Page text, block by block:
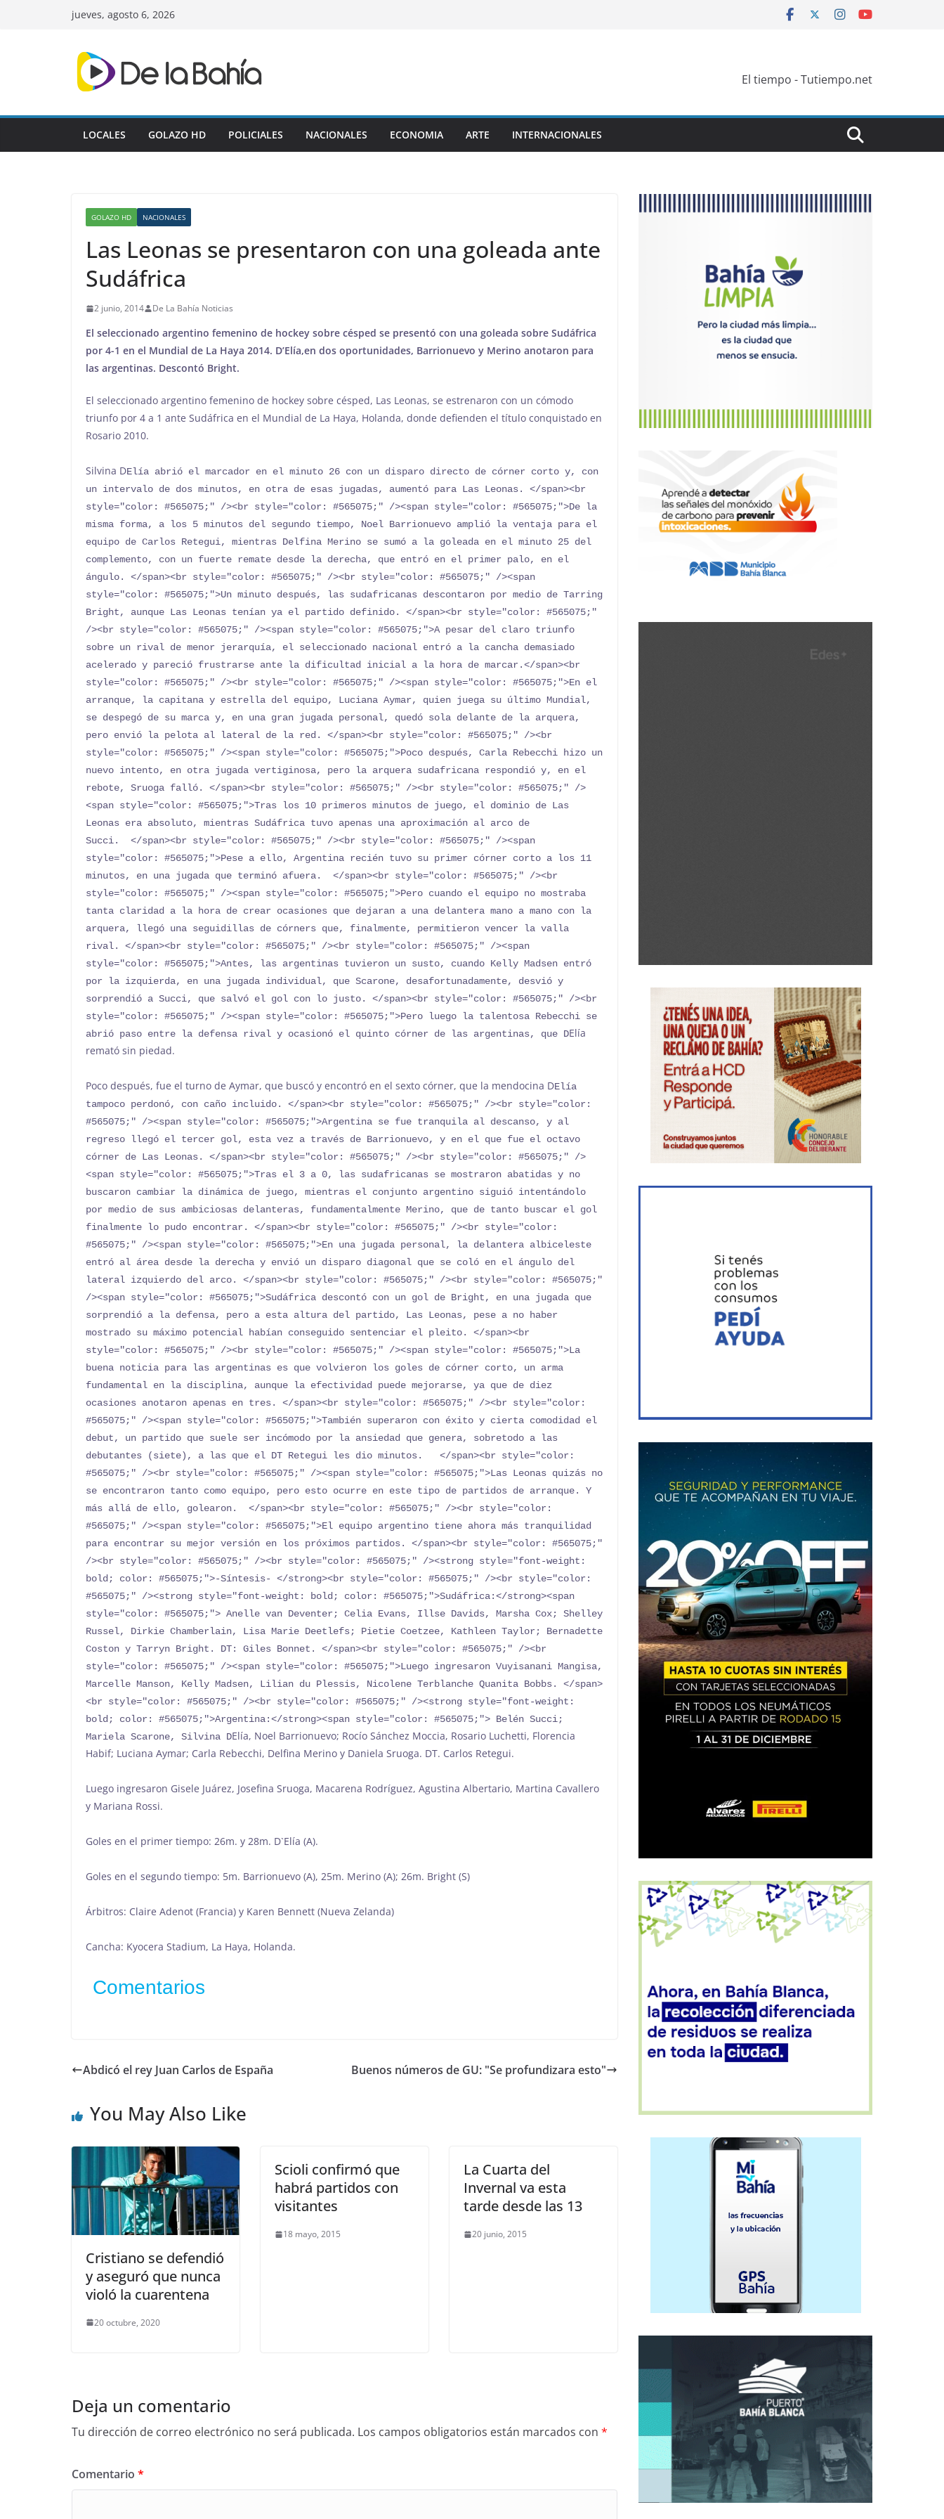
jueves, agosto 6, 2026
El tiempo - Tutiempo.net
LOCALES GOLAZO HD POLICIALES NACIONALES ECONOMIA ARTE INTERNACIONALES
GOLAZO HD NACIONALES
Las Leonas se presentaron con una goleada ante
Sudáfrica
2 junio, 2014 De La Bahía Noticias
El seleccionado argentino femenino de hockey sobre césped se presentó con una goleada sobre Sudáfrica
por 4-1 en el Mundial de La Haya 2014. D’Elía,en dos oportunidades, Barrionuevo y Merino anotaron para
las argentinas. Descontó Bright.
El seleccionado argentino femenino de hockey sobre césped, Las Leonas, se estrenaron con un cómodo
triunfo por 4 a 1 ante Sudáfrica en el Mundial de La Haya, Holanda, donde defienden el título conquistado en
Rosario 2010.
Silvina DElía abrió el marcador en el minuto 26 con un disparo directo de córner corto y, con
un intervalo de dos minutos, en otra de esas jugadas, aumentó para Las Leonas. </span><br
style="color: #565075;" /><br style="color: #565075;" /><span style="color: #565075;">De la
misma forma, a los 5 minutos del segundo tiempo, Noel Barrionuevo amplió la ventaja para el
equipo de Carlos Retegui, mientras Delfina Merino se sumó a la goleada en el minuto 25 del
complemento, con un fuerte remate desde la derecha, que entró en el primer palo, en el
ángulo. </span><br style="color: #565075;" /><br style="color: #565075;" /><span
style="color: #565075;">Un minuto después, las sudafricanas descontaron por medio de Tarring
Bright, aunque Las Leonas tenían ya el partido definido. </span><br style="color: #565075;"
/><br style="color: #565075;" /><span style="color: #565075;">A pesar del claro triunfo
sobre un rival de menor jerarquía, el seleccionado nacional entró a la cancha demasiado
acelerado y pareció frustrarse ante la dificultad inicial a la hora de marcar.</span><br
style="color: #565075;" /><br style="color: #565075;" /><span style="color: #565075;">En el
arranque, la capitana y estrella del equipo, Luciana Aymar, quien juega su último Mundial,
se despegó de su marca y, en una gran jugada personal, quedó sola delante de la arquera,
pero envió la pelota al lateral de la red. </span><br style="color: #565075;" /><br
style="color: #565075;" /><span style="color: #565075;">Poco después, Carla Rebecchi hizo un
nuevo intento, en otra jugada vertiginosa, pero la arquera sudafricana respondió y, en el
rebote, Sruoga falló. </span><br style="color: #565075;" /><br style="color: #565075;" />
<span style="color: #565075;">Tras los 10 primeros minutos de juego, el dominio de Las
Leonas era absoluto, mientras Sudáfrica tuvo apenas una aproximación al arco de
Succi.  </span><br style="color: #565075;" /><br style="color: #565075;" /><span
style="color: #565075;">Pese a ello, Argentina recién tuvo su primer córner corto a los 11
minutos, en una jugada que terminó afuera.  </span><br style="color: #565075;" /><br
style="color: #565075;" /><span style="color: #565075;">Pero cuando el equipo no mostraba
tanta claridad a la hora de crear ocasiones que dejaran a una delantera mano a mano con la
arquera, llegó una seguidillas de córners que, finalmente, permitieron vencer la valla
rival. </span><br style="color: #565075;" /><br style="color: #565075;" /><span
style="color: #565075;">Antes, las argentinas tuvieron un susto, cuando Kelly Madsen entró
por la izquierda, en una jugada individual, que Scarone, desafortunadamente, desvió y
sorprendió a Succi, que salvó el gol con lo justo. </span><br style="color: #565075;" /><br
style="color: #565075;" /><span style="color: #565075;">Pero luego la talentosa Rebecchi se
abrió paso entre la defensa rival y ocasionó el quinto córner de las argentinas, que DElía
remató sin piedad.
Poco después, fue el turno de Aymar, que buscó y encontró en el sexto córner, que la mendocina DElía
tampoco perdonó, con caño incluido. </span><br style="color: #565075;" /><br style="color:
#565075;" /><span style="color: #565075;">Argentina se fue tranquila al descanso, y al
regreso llegó el tercer gol, esta vez a través de Barrionuevo, y en el que fue el octavo
córner de Las Leonas. </span><br style="color: #565075;" /><br style="color: #565075;" />
<span style="color: #565075;">Tras el 3 a 0, las sudafricanas se mostraron abatidas y no
buscaron cambiar la dinámica de juego, mientras el conjunto argentino siguió intentándolo
por medio de sus ambiciosas delanteras, fundamentalmente Merino, que de tanto buscar el gol
finalmente lo pudo encontrar. </span><br style="color: #565075;" /><br style="color:
#565075;" /><span style="color: #565075;">En una jugada personal, la delantera albiceleste
entró al área desde la derecha y envió un disparo diagonal que se coló en el ángulo del
lateral izquierdo del arco. </span><br style="color: #565075;" /><br style="color: #565075;"
/><span style="color: #565075;">Sudáfrica descontó con un gol de Bright, en una jugada que
sorprendió a la defensa, pero a esta altura del partido, Las Leonas, pese a no haber
mostrado su máximo potencial habían conseguido sentenciar el pleito. </span><br
style="color: #565075;" /><br style="color: #565075;" /><span style="color: #565075;">La
buena noticia para las argentinas es que volvieron los goles de córner corto, un arma
fundamental en la disciplina, aunque la efectividad puede mejorarse, ya que de diez
ocasiones anotaron apenas en tres. </span><br style="color: #565075;" /><br style="color:
#565075;" /><span style="color: #565075;">También superaron con éxito y cierta comodidad el
debut, un partido que suele ser incómodo por la ansiedad que genera, sobretodo a las
debutantes (siete), a las que el DT Retegui les dio minutos.   </span><br style="color:
#565075;" /><br style="color: #565075;" /><span style="color: #565075;">Las Leonas quizás no
se encontraron tanto como equipo, pero esto ocurre en este tipo de partidos de arranque. Y
más allá de ello, golearon.  </span><br style="color: #565075;" /><br style="color:
#565075;" /><span style="color: #565075;">El equipo argentino tiene ahora más tranquilidad
para encontrar su mejor versión en los próximos partidos. </span><br style="color: #565075;"
/><br style="color: #565075;" /><br style="color: #565075;" /><strong style="font-weight:
bold; color: #565075;">-Síntesis- </strong><br style="color: #565075;" /><br style="color:
#565075;" /><strong style="font-weight: bold; color: #565075;">Sudáfrica:</strong><span
style="color: #565075;"> Anelle van Deventer; Celia Evans, Illse Davids, Marsha Cox; Shelley
Russel, Dirkie Chamberlain, Lisa Marie Deetlefs; Pietie Coetzee, Kathleen Taylor; Bernadette
Coston y Tarryn Bright. DT: Giles Bonnet. </span><br style="color: #565075;" /><br
style="color: #565075;" /><span style="color: #565075;">Luego ingresaron Vuyisanani Mangisa,
Marcelle Manson, Kelly Madsen, Lilian du Plessis, Nicolene Terblanche Quanita Bobbs. </span>
<br style="color: #565075;" /><br style="color: #565075;" /><strong style="font-weight:
bold; color: #565075;">Argentina:</strong><span style="color: #565075;"> Belén Succi;
Mariela Scarone, Silvina DElía, Noel Barrionuevo; Rocío Sánchez Moccia, Rosario Luchetti, Florencia
Habif; Luciana Aymar; Carla Rebecchi, Delfina Merino y Daniela Sruoga. DT. Carlos Retegui.
Luego ingresaron Gisele Juárez, Josefina Sruoga, Macarena Rodríguez, Agustina Albertario, Martina Cavallero
y Mariana Rossi.
Goles en el primer tiempo: 26m. y 28m. D`Elía (A).
Goles en el segundo tiempo: 5m. Barrionuevo (A), 25m. Merino (A); 26m. Bright (S)
Árbitros: Claire Adenot (Francia) y Karen Bennett (Nueva Zelanda)
Cancha: Kyocera Stadium, La Haya, Holanda.
Comentarios
Abdicó el rey Juan Carlos de España Buenos números de GU: "Se profundizara esto"
You May Also Like
Cristiano se defendió
y aseguró que nunca
violó la cuarentena
20 octubre, 2020
Scioli confirmó que
habrá partidos con
visitantes
18 mayo, 2015
La Cuarta del
Invernal va esta
tarde desde las 13
20 junio, 2015
Deja un comentario
Tu dirección de correo electrónico no será publicada. Los campos obligatorios están marcados con *
Comentario *